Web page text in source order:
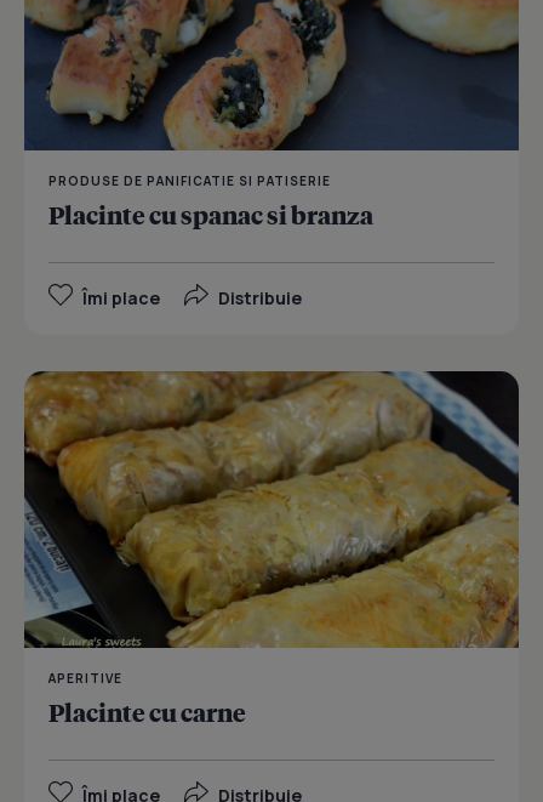
PRODUSE DE PANIFICATIE SI PATISERIE
Placinte cu spanac si branza
Îmi place Distribuie
APERITIVE
Placinte cu carne
Îmi place Distribuie